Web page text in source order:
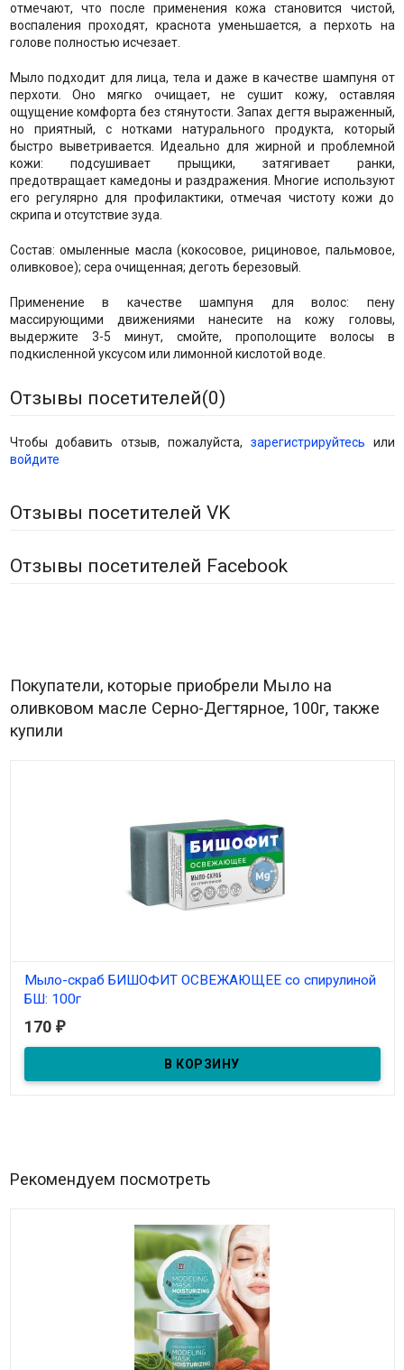
отмечают, что после применения кожа становится чистой,
воспаления проходят, краснота уменьшается, а перхоть на
голове полностью исчезает.
Мыло подходит для лица, тела и даже в качестве шампуня от
перхоти. Оно мягко очищает, не сушит кожу, оставляя
ощущение комфорта без стянутости. Запах дегтя выраженный,
но приятный, с нотками натурального продукта, который
быстро выветривается. Идеально для жирной и проблемной
кожи: подсушивает прыщики, затягивает ранки,
предотвращает камедоны и раздражения. Многие используют
его регулярно для профилактики, отмечая чистоту кожи до
скрипа и отсутствие зуда.
Состав: омыленные масла (кокосовое, рициновое, пальмовое,
оливковое); сера очищенная; деготь березовый.
Применение в качестве шампуня для волос: пену
массирующими движениями нанесите на кожу головы,
выдержите 3-5 минут, смойте, прополощите волосы в
подкисленной уксусом или лимонной кислотой воде.
Отзывы посетителей(0)
Чтобы добавить отзыв, пожалуйста, зарегистрируйтесь или
войдите
Отзывы посетителей VK
Отзывы посетителей Facebook
Покупатели, которые приобрели Мыло на
оливковом масле Серно-Дегтярное, 100г, также
купили
Мыло-скраб БИШОФИТ ОСВЕЖАЮЩЕЕ со спирулиной
БШ: 100г
В наличии
170 ₽
Рекомендуем посмотреть